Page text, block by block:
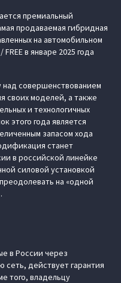
премиальный
продаваемая гибридная
на автомобильном
в январе 2025 года
над совершенствованием
своих моделей, а также
и технологичных
этого года является
запасом хода
станет
в российской линейке
силовой установкой
на «одной
.
в России через
действует гарантия
того, владельцу